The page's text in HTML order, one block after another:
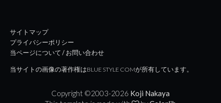
サイトマップ
プライバシーポリシー
当ページについて / お問い合わせ
当サイトの画像の著作権はBLUE STYLE COMが所有しています。
Copyright ©2003-2026 Koji Nakaya